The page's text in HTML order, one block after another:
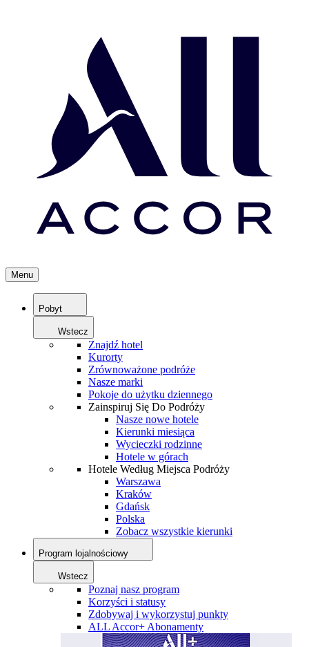
Menu
Pobyt
Wstecz
Znajdź hotel
Kurorty
Zrównoważone podróże
Nasze marki
Pokoje do użytku dziennego
Zainspiruj Się Do Podróży
Nasze nowe hotele
Kierunki miesiąca
Wycieczki rodzinne
Hotele w górach
Hotele Według Miejsca Podróży
Warszawa
Kraków
Gdańsk
Polska
Zobacz wszystkie kierunki
Program lojalnościowy
Wstecz
Poznaj nasz program
Korzyści i statusy
Zdobywaj i wykorzystuj punkty
ALL Accor+ Abonamenty